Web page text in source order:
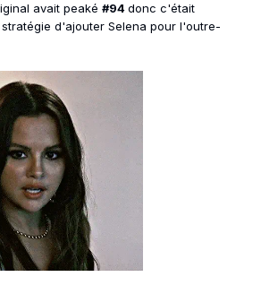
avait peaké #94donc c'était
d'ajouter Selena pour l'outre-